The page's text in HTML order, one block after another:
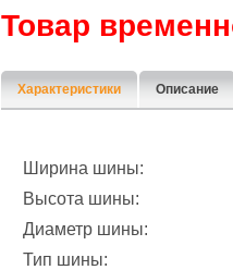
Товар
Характеристики Описание
Ширина шины:
Высота шины:
Диаметр шины:
Тип шины: